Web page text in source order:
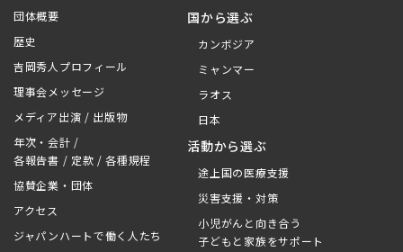
団体概要
歴史
吉岡秀人プロフィール
理事会メッセージ
メディア出演 / 出版物
年次・会計 /
各報告書 / 定款 / 各種規程
協賛企業・団体
アクセス
ジャパンハートで働く人たち
国から選ぶ
カンボジア
ミャンマー
ラオス
日本
活動から選ぶ
途上国の医療支援
災害支援・対策
小児がんと向き合う
子どもと家族をサポート